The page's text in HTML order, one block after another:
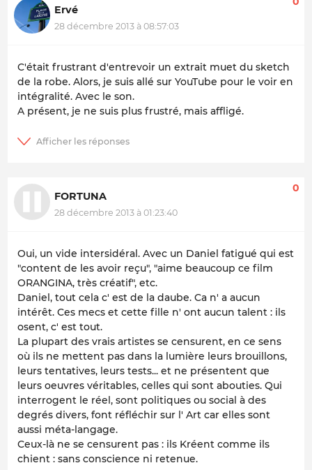
Ervé
28 décembre 2013 à 08:57:03
C'était frustrant d'entrevoir un extrait muet du sketch
de la robe. Alors, je suis allé sur YouTube pour le voir en
intégralité. Avec le son.
A présent, je ne suis plus frustré, mais affligé.
FORTUNA
28 décembre 2013 à 01:23:40
0
Oui, un vide intersidéral. Avec un Daniel fatigué qui est
"content de les avoir reçu", "aime beaucoup ce film
ORANGINA, très créatif", etc.
Daniel, tout cela c' est de la daube. Ca n' a aucun
intérêt. Ces mecs et cette fille n' ont aucun talent : ils
osent, c' est tout.
La plupart des vrais artistes se censurent, en ce sens
où ils ne mettent pas dans la lumière leurs brouillons,
leurs tentatives, leurs tests... et ne présentent que
leurs oeuvres véritables, celles qui sont abouties. Qui
interrogent le réel, sont politiques ou social à des
degrés divers, font réfléchir sur l' Art car elles sont
aussi méta-langage.
Ceux-là ne se censurent pas : ils Kréent comme ils
chient : sans conscience ni retenue.